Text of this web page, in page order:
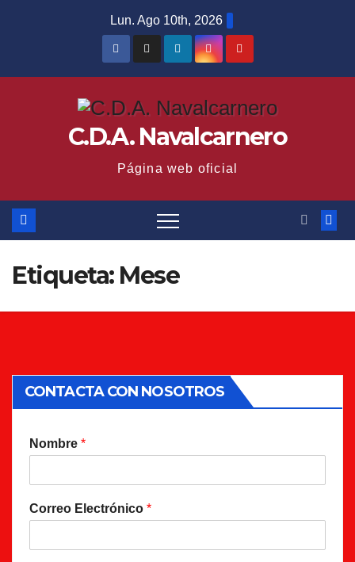
Lun. Ago 10th, 2026
C.D.A. Navalcarnero
Página web oficial
Etiqueta: Mese
CONTACTA CON NOSOTROS
Nombre *
Correo Electrónico *